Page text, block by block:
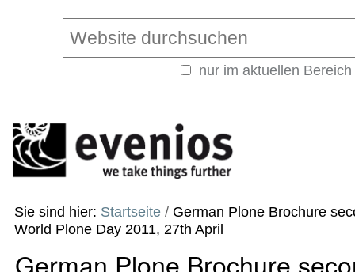
Werkzeuge
Website durchsuchen
nur im aktuellen Bereich
Sie sind hier: Startseite / German Plone Brochure
World Plone Day 2011, 27th April
German Plone Brochure